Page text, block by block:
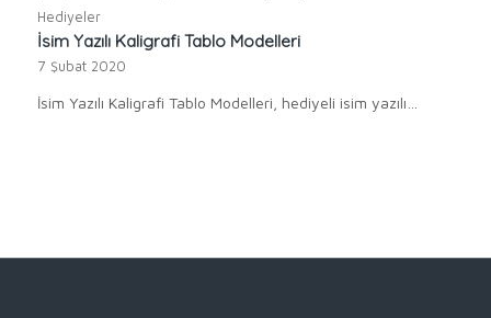
Hediyeler
İsim Yazılı Kaligrafi Tablo Modelleri
7 Şubat 2020
İsim Yazılı Kaligrafi Tablo Modelleri, hediyeli isim yazılı…